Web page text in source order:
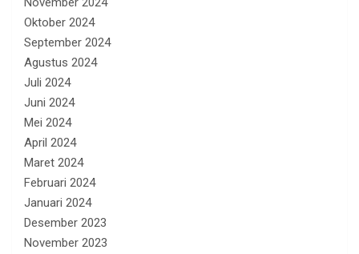
Oktober 2024
September 2024
Agustus 2024
Juli 2024
Juni 2024
Mei 2024
April 2024
Maret 2024
Februari 2024
Januari 2024
Desember 2023
November 2023